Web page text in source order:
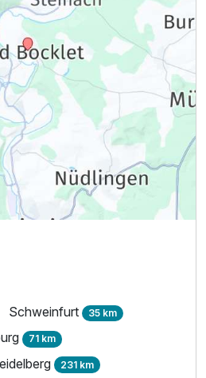
Schweinfurt 35 km
71 km
231 km